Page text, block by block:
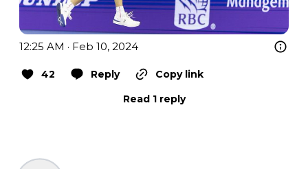
12:25 AM · Feb 10, 2024
42 Reply
Copy link
Read 1 reply